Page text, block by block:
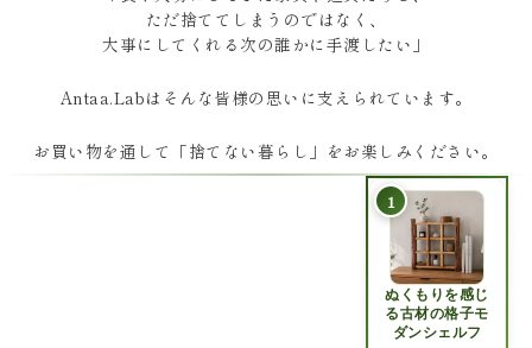
ただ捨ててしまうのではなく、
大事にしてくれる次の誰かに手渡したい」
Antaa.Labはそんな皆様の思いに支えられています。
お買い物を通して「捨てない暮らし」をお楽しみください。
1
ぬくもりを感じ
る古材の格子モ
ダンシェルフ